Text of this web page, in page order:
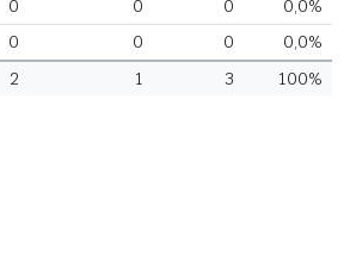
0 0 0
0,0%
0 0 0
0,0%
2 1 3 100%